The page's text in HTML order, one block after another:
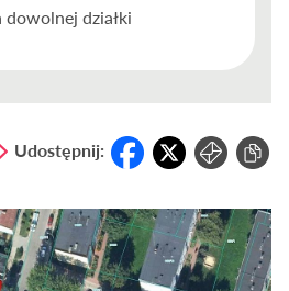
dowolnej działki
Udostępnij: